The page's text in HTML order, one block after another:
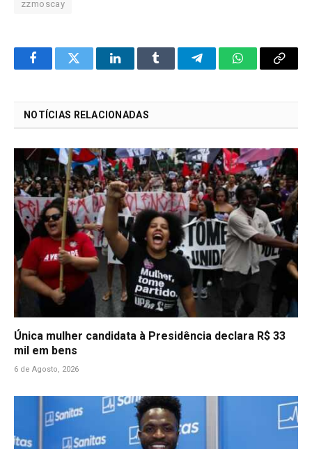
zzmoscay
FacebookTwitter LinkedInTumblr TelegramWhatsApp
Copy
NOTÍCIAS RELACIONADAS
Única mulher candidata à Presidência declara R$ 33
mil em bens
6 de Agosto, 2026